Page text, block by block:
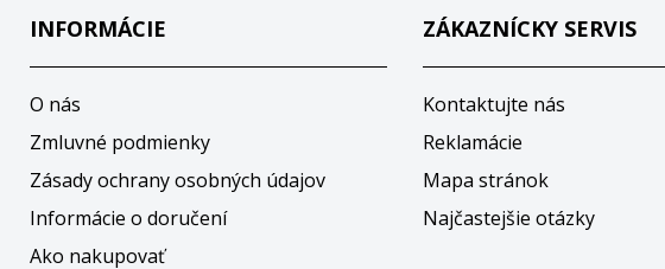
INFORMÁCIE
O nás
Zmluvné podmienky
Zásady ochrany osobných údajov
Informácie o doručení
Ako nakupovať
ZÁKAZNÍCKY SERVIS
Kontaktujte nás
Reklamácie
Mapa stránok
Najčastejšie otázky